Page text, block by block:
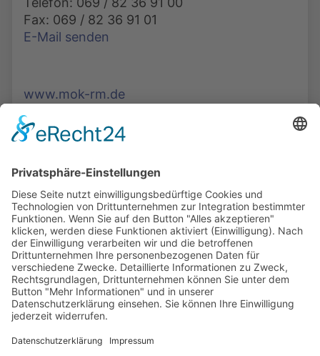
Fax: 069 / 82 36 91 01
E-Mail senden
www.mok-rm.de
Podcasts, Themen und Informationen.
Entdecken Sie unser Forum für Medien, Bildung
und Demokratie - jederzeit und überall
verfügbar.
Mehr erfahren